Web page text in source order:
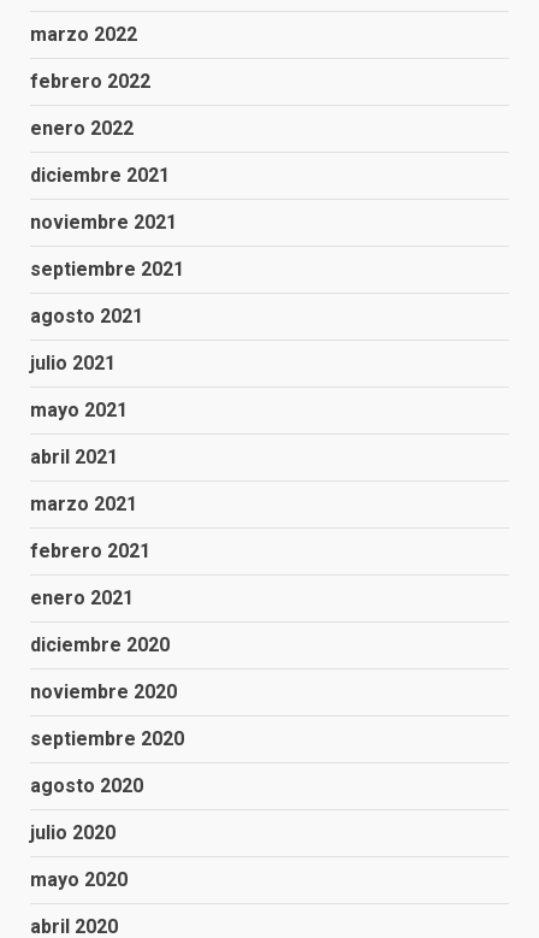
marzo 2022
febrero 2022
enero 2022
diciembre 2021
noviembre 2021
septiembre 2021
agosto 2021
julio 2021
mayo 2021
abril 2021
marzo 2021
febrero 2021
enero 2021
diciembre 2020
noviembre 2020
septiembre 2020
agosto 2020
julio 2020
mayo 2020
abril 2020